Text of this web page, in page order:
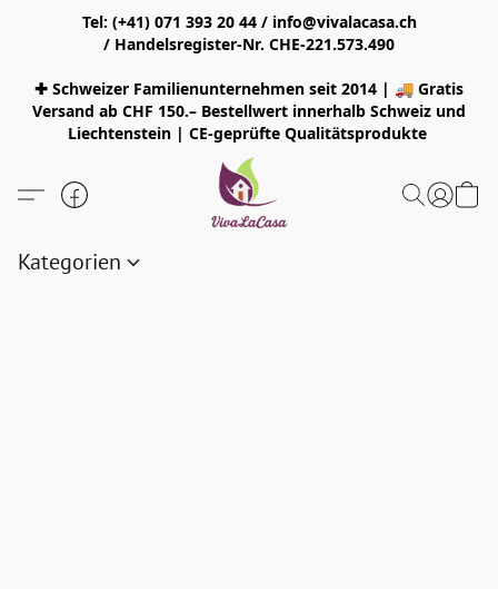
Tel: (+41) 071 393 20 44 / info@vivalacasa.ch
/ Handelsregister-Nr. CHE-221.573.490
✚ Schweizer Familienunternehmen seit 2014 | 🚚 Gratis
Versand ab CHF 150.– Bestellwert innerhalb Schweiz und
Liechtenstein | CE-geprüfte Qualitätsprodukte
Kategorien